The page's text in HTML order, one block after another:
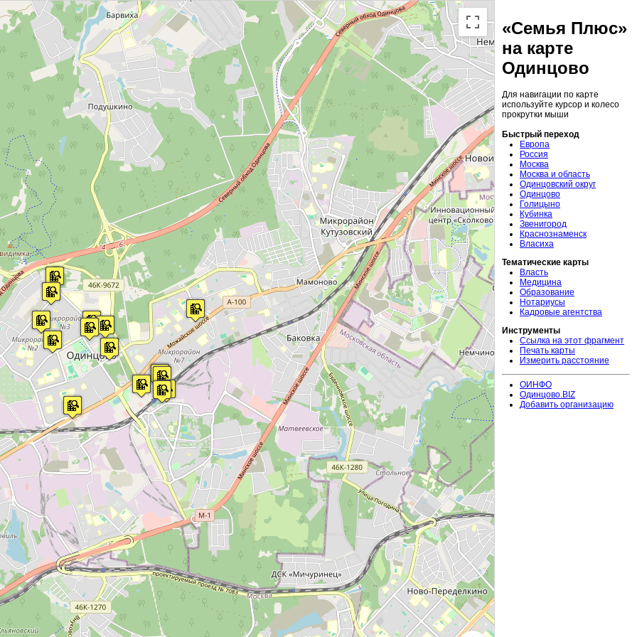
«Семья Плюс»
на карте
Одинцово
Для навигации по карте
используйте курсор и колесо
прокрутки мыши
Быстрый переход
Европа
Россия
Москва
Москва и область
Одинцовский округ
Одинцово
Голицыно
Кубинка
Звенигород
Краснознаменск
Власиха
Тематические карты
Власть
Медицина
Образование
Нотариусы
Кадровые агентства
Инструменты
Ссылка на этот фрагмент
Печать карты
Измерить расстояние
ОИНФО
Одинцово.BIZ
Добавить организацию